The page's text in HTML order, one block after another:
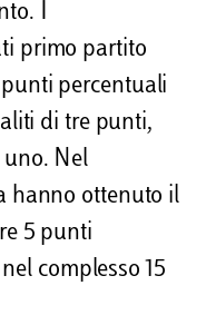
I
primo partito
percentuali
di tre punti,
uno. Nel
hanno ottenuto il
5 punti
complesso 15